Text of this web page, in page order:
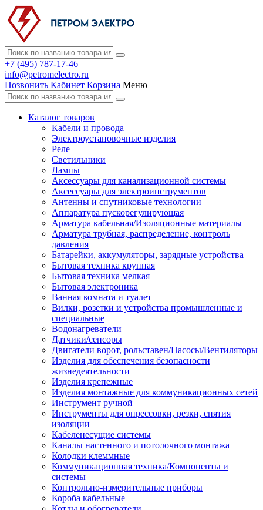
+7 (495) 787-17-46
info@petromelectro.ru
Позвонить Кабинет Корзина Меню
Каталог товаров
Кабели и провода
Электроустановочные изделия
Реле
Светильники
Лампы
Аксессуары для канализационной системы
Аксессуары для электроинструментов
Антенны и спутниковые технологии
Аппаратура пускорегулирующая
Арматура кабельная/Изоляционные материалы
Арматура трубная, распределение, контроль
давления
Батарейки, аккумуляторы, зарядные устройства
Бытовая техника крупная
Бытовая техника мелкая
Бытовая электроника
Ванная комната и туалет
Вилки, розетки и устройства промышленные и
специальные
Водонагреватели
Датчики/сенсоры
Двигатели ворот, рольставен/Насосы/Вентиляторы
Изделия для обеспечения безопасности
жизнедеятельности
Изделия крепежные
Изделия монтажные для коммуникационных сетей
Инструмент ручной
Инструменты для опрессовки, резки, снятия
изоляции
Кабеленесущие системы
Каналы настенного и потолочного монтажа
Колодки клеммные
Коммуникационная техника/Компоненты и
системы
Контрольно-измерительные приборы
Короба кабельные